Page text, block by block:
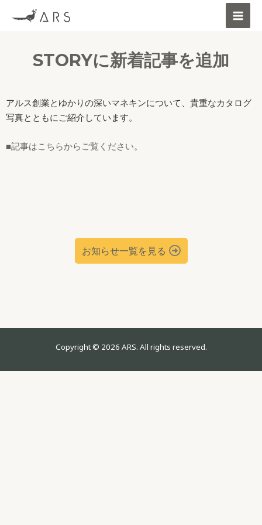
STORYに新着記事を追加
アルス創業とゆかりの深いマネキンについて、貴重なカタログ
写真とともにご紹介しています。
■記事はこちらからご覧ください。
お知らせ一覧を見る
Copyright © 2026 ARS. All rights reserved.